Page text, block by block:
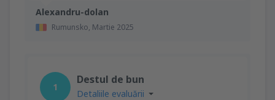
Alexandru-dolan
Rumunsko, Martie 2025
1
Destul de bun
Detaliile evaluării